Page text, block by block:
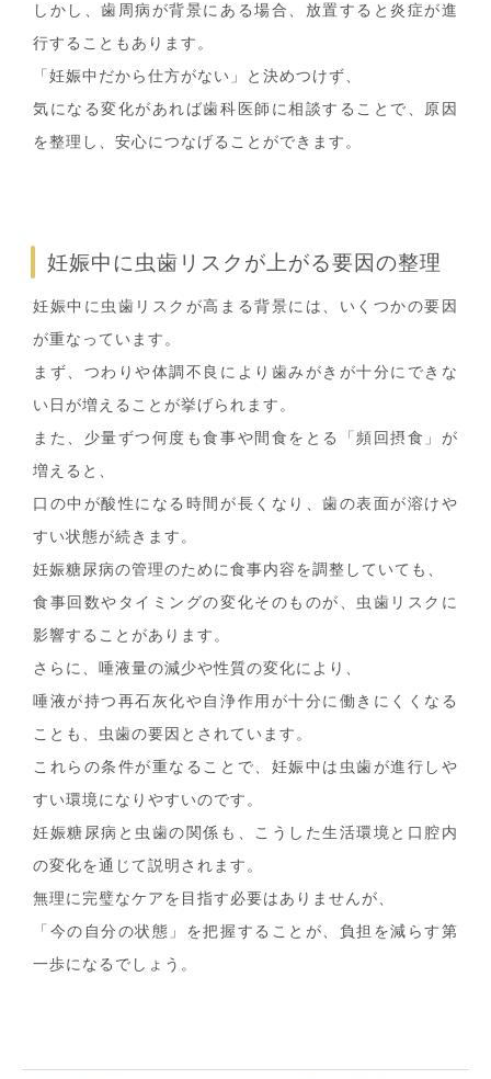
しかし、歯周病が背景にある場合、放置すると炎症が進
行することもあります。
「妊娠中だから仕方がない」と決めつけず、
気になる変化があれば歯科医師に相談することで、原因
を整理し、安心につなげることができます。
妊娠中に虫歯リスクが上がる要因の整理
妊娠中に虫歯リスクが高まる背景には、いくつかの要因
が重なっています。
まず、つわりや体調不良により歯みがきが十分にできな
い日が増えることが挙げられます。
また、少量ずつ何度も食事や間食をとる「頻回摂食」が
増えると、
口の中が酸性になる時間が長くなり、歯の表面が溶けや
すい状態が続きます。
妊娠糖尿病の管理のために食事内容を調整していても、
食事回数やタイミングの変化そのものが、虫歯リスクに
影響することがあります。
さらに、唾液量の減少や性質の変化により、
唾液が持つ再石灰化や自浄作用が十分に働きにくくなる
ことも、虫歯の要因とされています。
これらの条件が重なることで、妊娠中は虫歯が進行しや
すい環境になりやすいのです。
妊娠糖尿病と虫歯の関係も、こうした生活環境と口腔内
の変化を通じて説明されます。
無理に完璧なケアを目指す必要はありませんが、
「今の自分の状態」を把握することが、負担を減らす第
一歩になるでしょう。